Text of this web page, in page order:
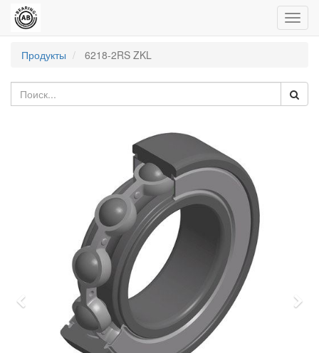
Продукты
6218-2RS ZKL
Previous